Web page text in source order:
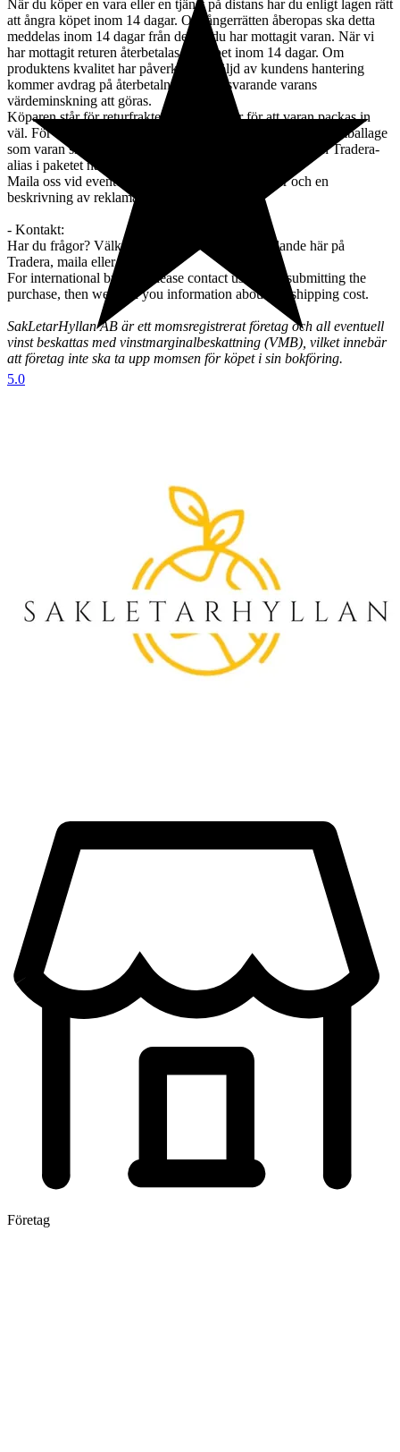
När du köper en vara eller en tjänst på distans har du enligt lagen rätt
att ångra köpet inom 14 dagar. Om ångerrätten åberopas ska detta
meddelas inom 14 dagar från det att du har mottagit varan. När vi
har mottagit returen återbetalas beloppet inom 14 dagar. Om
produktens kvalitet har påverkats till följd av kundens hantering
kommer avdrag på återbetalningen motsvarande varans
värdeminskning att göras.
Köparen står för returfrakten och ansvarar för att varan packas in
väl. För att värna om miljön får du gärna återanvända det emballage
som varan skickades i. Bifoga en lapp med ditt namn och Tradera-
alias i paketet när du skickar tillbaka varan.
Maila oss vid eventuell reklamation. Bifoga bilder och en
beskrivning av reklamationsskälet.
- Kontakt:
Har du frågor? Välkommen att skriva ett meddelande här på
Tradera, maila eller ringa.
For international buyers: Please contact us before submitting the
purchase, then we send you information about the shipping cost.
SakLetarHyllan AB är ett momsregistrerat företag och all eventuell
vinst beskattas med vinstmarginalbeskattning (VMB), vilket innebär
att företag inte ska ta upp momsen för köpet i sin bokföring.
5.0
Företag